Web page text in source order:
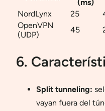
(ms)
NordLynx
25
OpenVPN
(UDP)
45
6.
Split tunneling:
vayan fuera del